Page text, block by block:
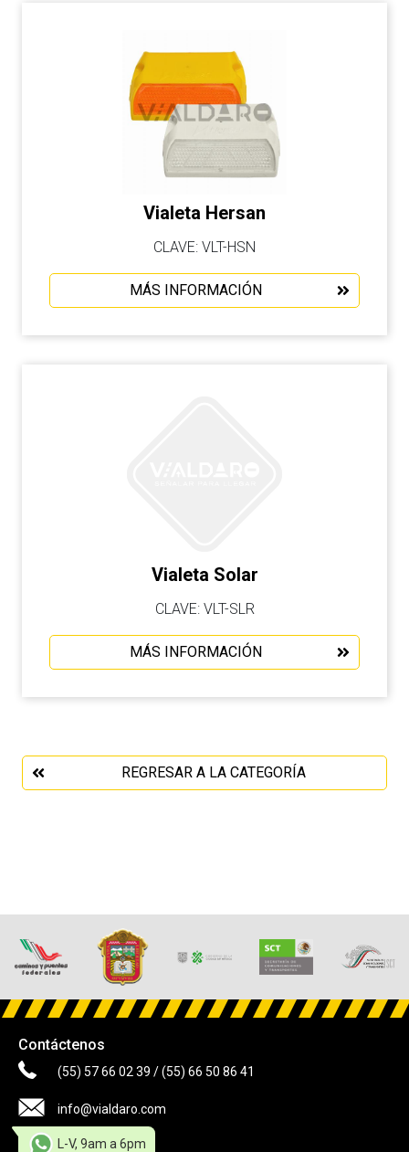
Vialeta Hersan
CLAVE: VLT-HSN
MÁS INFORMACIÓN
Vialeta Solar
CLAVE: VLT-SLR
MÁS INFORMACIÓN
REGRESAR A LA CATEGORÍA
Contáctenos
(55) 57 66 02 39 /(55) 66 50 86 41
info@vialdaro.com
L-V, 9am a 6pm